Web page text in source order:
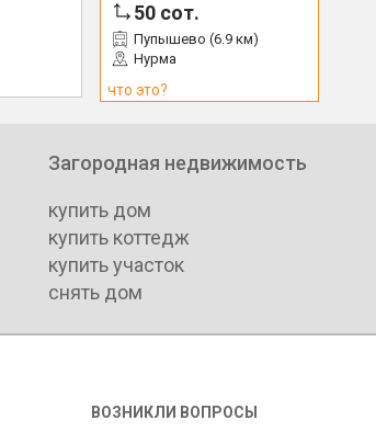
50 сот.
Пупышево (6.9 км)
Нурма
что это?
Загородная недвижимость
купить дом
купить коттедж
купить участок
снять дом
ВОЗНИКЛИ ВОПРОСЫ